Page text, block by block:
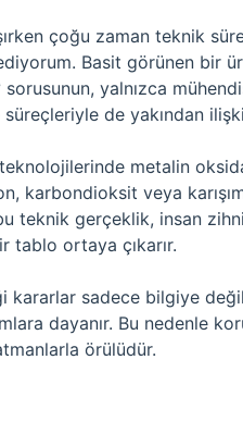
çoğu zaman teknik
Basit görünen bir
sorusunun, yalnızca
de yakından
metalin
karbondioksit veya
teknik gerçeklik, insan
tablo ortaya çıkarır.
kararlar sadece bilgiye
dayanır. Bu nedenle
örülüdür.